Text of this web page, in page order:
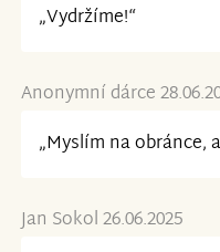
„Vydržíme!“
Anonymní dárce
„Myslím na obránce,
Jan Sokol 26.06.2025